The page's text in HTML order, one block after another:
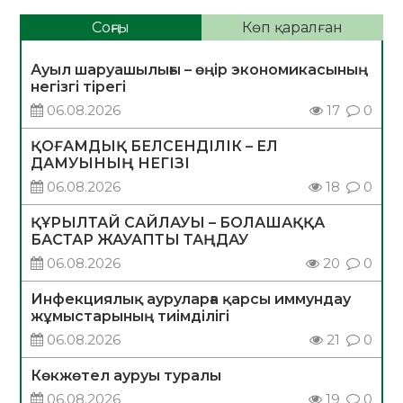
Соңғы Көп қаралған
Ауыл шаруашылығы – өңір экономикасының
негізгі тірегі
06.08.2026
17 0
ҚОҒАМДЫҚ БЕЛСЕНДІЛІК – ЕЛ
ДАМУЫНЫҢ НЕГІЗІ
06.08.2026
18 0
ҚҰРЫЛТАЙ САЙЛАУЫ – БОЛАШАҚҚА
БАСТАР ЖАУАПТЫ ТАҢДАУ
06.08.2026
20 0
Инфекциялық ауруларға қарсы иммундау
жұмыстарының тиімділігі
06.08.2026
21 0
Көкжөтел ауруы туралы
06.08.2026
19 0